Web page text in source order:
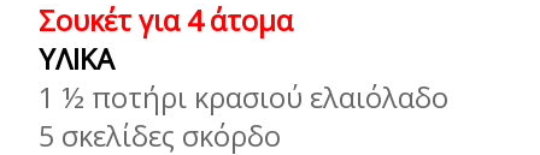
Σουκέτ για 4 άτομα
ΥΛΙΚΑ
1 ½ ποτήρι κρασιού ελαιόλαδο
5 σκελίδες σκόρδο